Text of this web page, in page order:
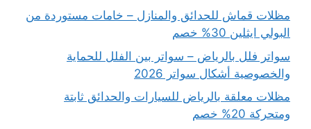
مظلات قماش للحدائق والمنازل – خامات مستوردة من
البولي ايثلين 30% خصم
سواتر فلل بالرياض – سواتر بين الفلل للحماية
والخصوصية أشكال سواتر 2026
مظلات معلقة بالرياض للسيارات والحدائق ثابتة
ومتحركة 20% خصم